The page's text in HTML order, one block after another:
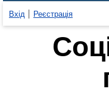
Вхід Реєстрація